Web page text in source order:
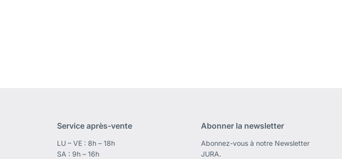
Service après-vente
LU – VE : 8h – 18h
SA : 9h – 16h
Abonner la newsletter
Abonnez-vous à notre Newsletter
JURA.